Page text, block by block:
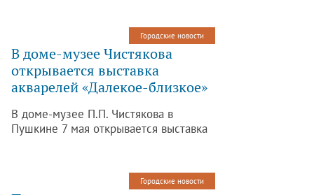
Городские новости
В доме-музее Чистякова
открывается выставка
акварелей «Далекое-близкое»
В доме-музее П.П. Чистякова в
Пушкине 7 мая открывается выставка
работы петербургской художницы
Марины Волковой, пишущей пейзажи.
Городские новости